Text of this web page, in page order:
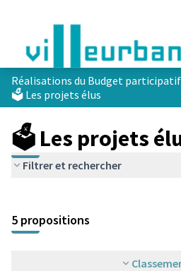
Réalisations du Budget participatif
🗳️ Les projets élus
🗳️ Les projets
Filtrer et rechercher
+
−
5 propositions